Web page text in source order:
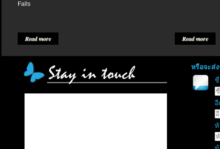
Falls
Read more Read more
หรือจะส่
อี
หั